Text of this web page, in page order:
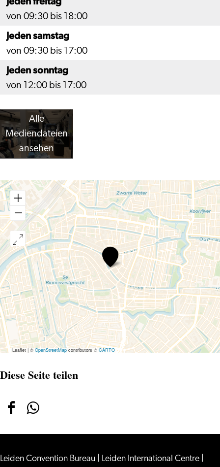
von 09:30 bis 18:00
Jeden samstag
von 09:30 bis 17:00
Jeden sonntag
von 12:00 bis 17:00
Alle
Mediendateien
ansehen
Bas
de
Wit
Leaflet|©OpenStreetMap contributors ©CARTO
Diese Seite teilen
Diese
auf
Diese
auf
Leiden Convention Bureau Leiden International Centre